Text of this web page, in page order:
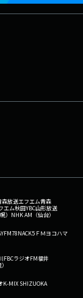
森放送エフエム青森
エム秋田YBC山形放送
） NHK AM（仙台）
NACK5 ＦＭヨコハマ
FBCラジオFM福井
K-MIX SHIZUOKA